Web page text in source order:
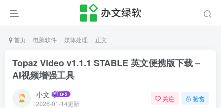
首页 电脑软件 媒体处理 正文
Topaz Video v1.1.1 STABLE 英文便携版下载 –
AI视频增强工具
小文
2026-01-14更新
关注 赞赏